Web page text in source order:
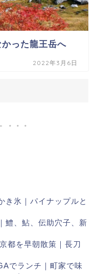
った龍王岳へ
2022年3月6日
き氷｜パイナップルと
鱧、鮎、伝助穴子、新
都を早朝散策｜長刀
でランチ｜町家で味